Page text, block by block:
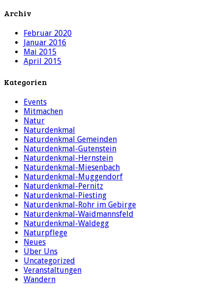
Archiv
Februar 2020
Januar 2016
Mai 2015
April 2015
Kategorien
Events
Mitmachen
Natur
Naturdenkmal
Naturdenkmal Gemeinden
Naturdenkmal-Gutenstein
Naturdenkmal-Hernstein
Naturdenkmal-Miesenbach
Naturdenkmal-Muggendorf
Naturdenkmal-Pernitz
Naturdenkmal-Piesting
Naturdenkmal-Rohr im Gebirge
Naturdenkmal-Waidmannsfeld
Naturdenkmal-Waldegg
Naturpflege
Neues
Über Uns
Uncategorized
Veranstaltungen
Wandern